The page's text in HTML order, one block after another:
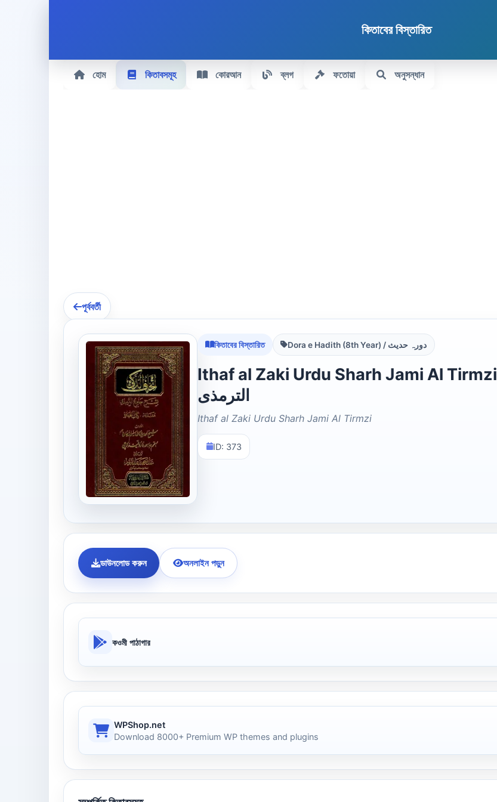
কিতাবের বিস্তারিত
হোম কিতাবসমূহ কোরআন ব্লগ ফতোয়া অনুসন্ধান
পূর্ববর্তী
কিতাবের বিস্তারিত Dora e Hadith (8th Year) / دورہ حدیث
Ithaf al Zaki Urdu Sharh Jami Al Tirmzi اتحاف الذکی اردو شرح جامع
الترمذی
Ithaf al Zaki Urdu Sharh Jami Al Tirmzi
ID: 373
ডাউনলোড করুন অনলাইন পড়ুন
কওমী পাঠাগার
WPShop.net
Download 8000+ Premium WP themes and plugins